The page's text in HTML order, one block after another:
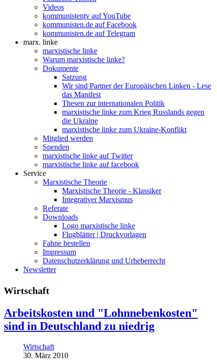
Videos
kommunistentv auf YouTube
kommunisten.de auf Facebook
kommunisten.de auf Telegram
marx. linke
marxistische linke
Warum marxistische linke?
Dokumente
Satzung
Wir sind Partner der Europäischen Linken - Lese
das Manifest
Thesen zur internationalen Politik
marxistische linke zum Krieg Russlands gegen
die Ukraine
marxistische linke zum Ukraine-Konflikt
Mitglied werden
Spenden
marxistische linke auf Twitter
marxistische linke auf facebook
Service
Marxistische Theorie
Marxistische Theorie - Klassiker
Integrativer Marxismus
Referate
Downloads
Logo marxistische linke
Flugblätter | Druckvorlagen
Fahne bestellen
Impressum
Datenschutzerklärung und Urheberrecht
Newsletter
Wirtschaft
Arbeitskosten und "Lohnnebenkosten"
sind in Deutschland zu niedrig
Wirtschaft
30. März 2010